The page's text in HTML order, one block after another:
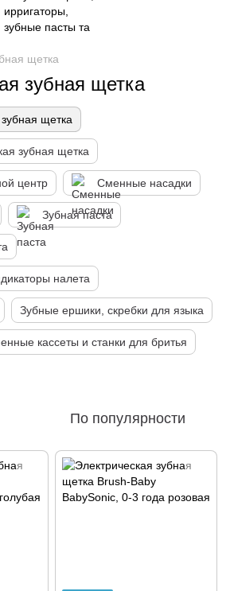
щетка
зубная щетка
щетка
зубная щетка
центр Сменные насадки
Зубная паста
налета
Зубные ершики, скребки для языка
кассеты и станки для бритья
По популярности